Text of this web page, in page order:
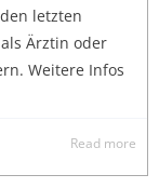
letzten
Ärztin oder
Weitere Infos
Read more